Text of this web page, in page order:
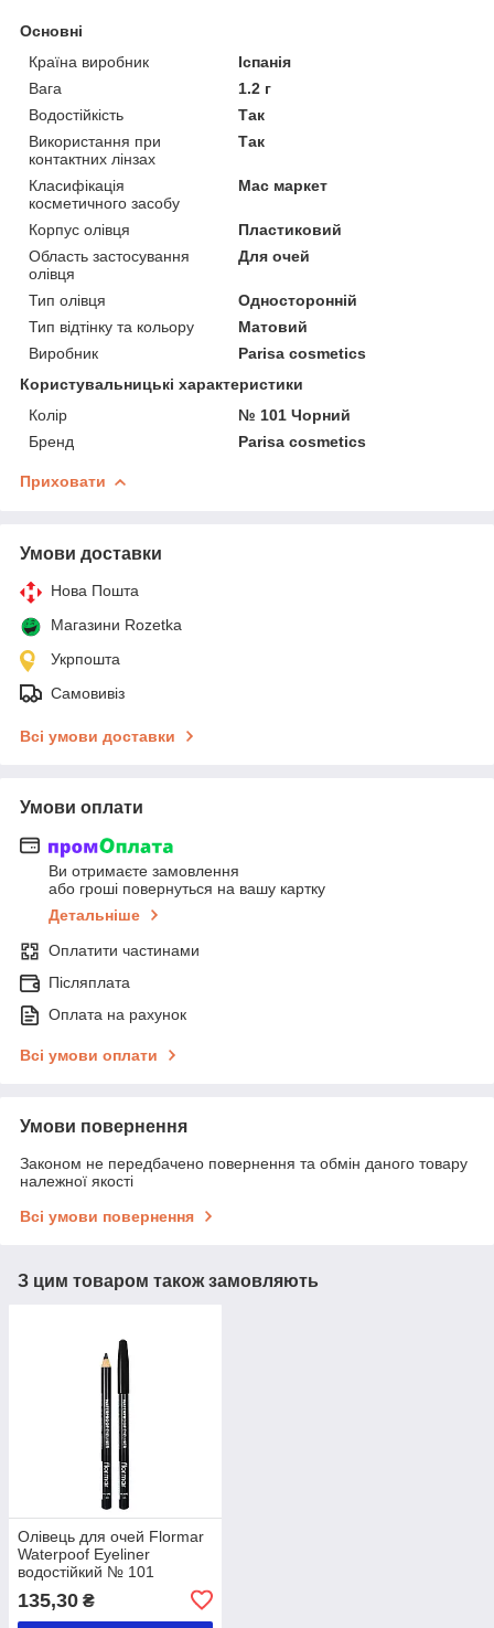
Основні
Країна виробник
Іспанія
Вага
1.2 г
Водостійкість
Так
Використання при
контактних лінзах
Так
Класифікація
косметичного засобу
Мас маркет
Корпус олівця
Пластиковий
Область застосування
олівця
Для очей
Тип олівця
Односторонній
Тип відтінку та кольору
Матовий
Виробник
Parisa cosmetics
Користувальницькі характеристики
Колір
№ 101 Чорний
Бренд
Parisa cosmetics
Приховати
Умови доставки
Нова Пошта
Магазини Rozetka
Укрпошта
Самовивіз
Всі умови доставки
Умови оплати
Ви отримаєте замовлення
або гроші повернуться на вашу картку
Детальніше
Оплатити частинами
Післяплата
Оплата на рахунок
Всі умови оплати
Умови повернення
Законом не передбачено повернення та обмін даного товару
належної якості
Всі умови повернення
З цим товаром також замовляють
Олівець для очей Flormar
Waterpoof Eyeliner
водостійкий № 101
135,30 ₴